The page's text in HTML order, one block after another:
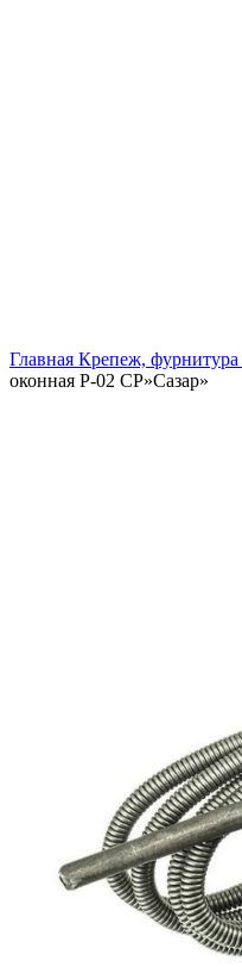
Главная Крепеж, фурнитура
оконная P-02 CP»Сазар»